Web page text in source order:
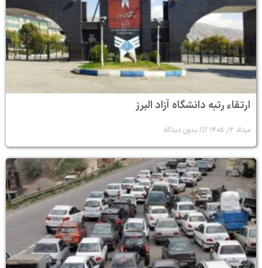
ارتقاء رتبه دانشگاه آزاد البرز
مرداد ۱۲, ۱۴۰۵ بدون دیدگاه